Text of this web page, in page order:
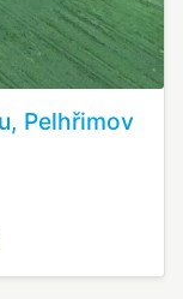
Pelhřimov